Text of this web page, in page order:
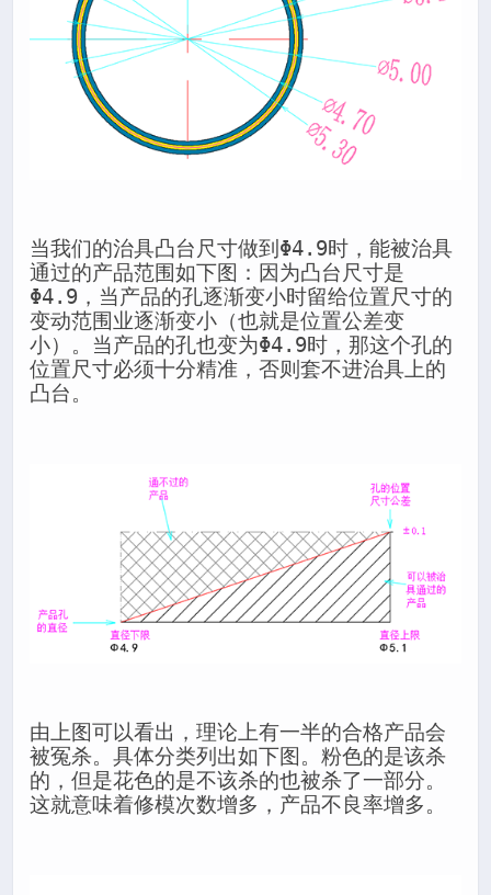
当我们的治具凸台尺寸做到Φ4.9时，能被治具
通过的产品范围如下图：因为凸台尺寸是
Φ4.9，当产品的孔逐渐变小时留给位置尺寸的
变动范围业逐渐变小（也就是位置公差变
小）。当产品的孔也变为Φ4.9时，那这个孔的
位置尺寸必须十分精准，否则套不进治具上的
凸台。
由上图可以看出，理论上有一半的合格产品会
被冤杀。具体分类列出如下图。粉色的是该杀
的，但是花色的是不该杀的也被杀了一部分。
这就意味着修模次数增多，产品不良率增多。